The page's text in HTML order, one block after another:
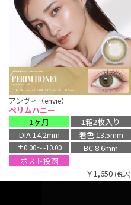
アンヴィ（envie）
ペリムハニー
1ヶ月
1箱2枚入り
DIA 14.2mm
着色 13.5mm
±0.00〜-10.00
BC 8.6mm
ポスト投函
￥1,650 (税込)